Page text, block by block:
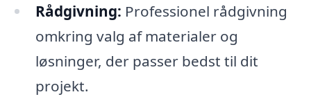
Rådgivning: Professionel rådgivning
omkring valg af materialer og
løsninger, der passer bedst til dit
projekt.